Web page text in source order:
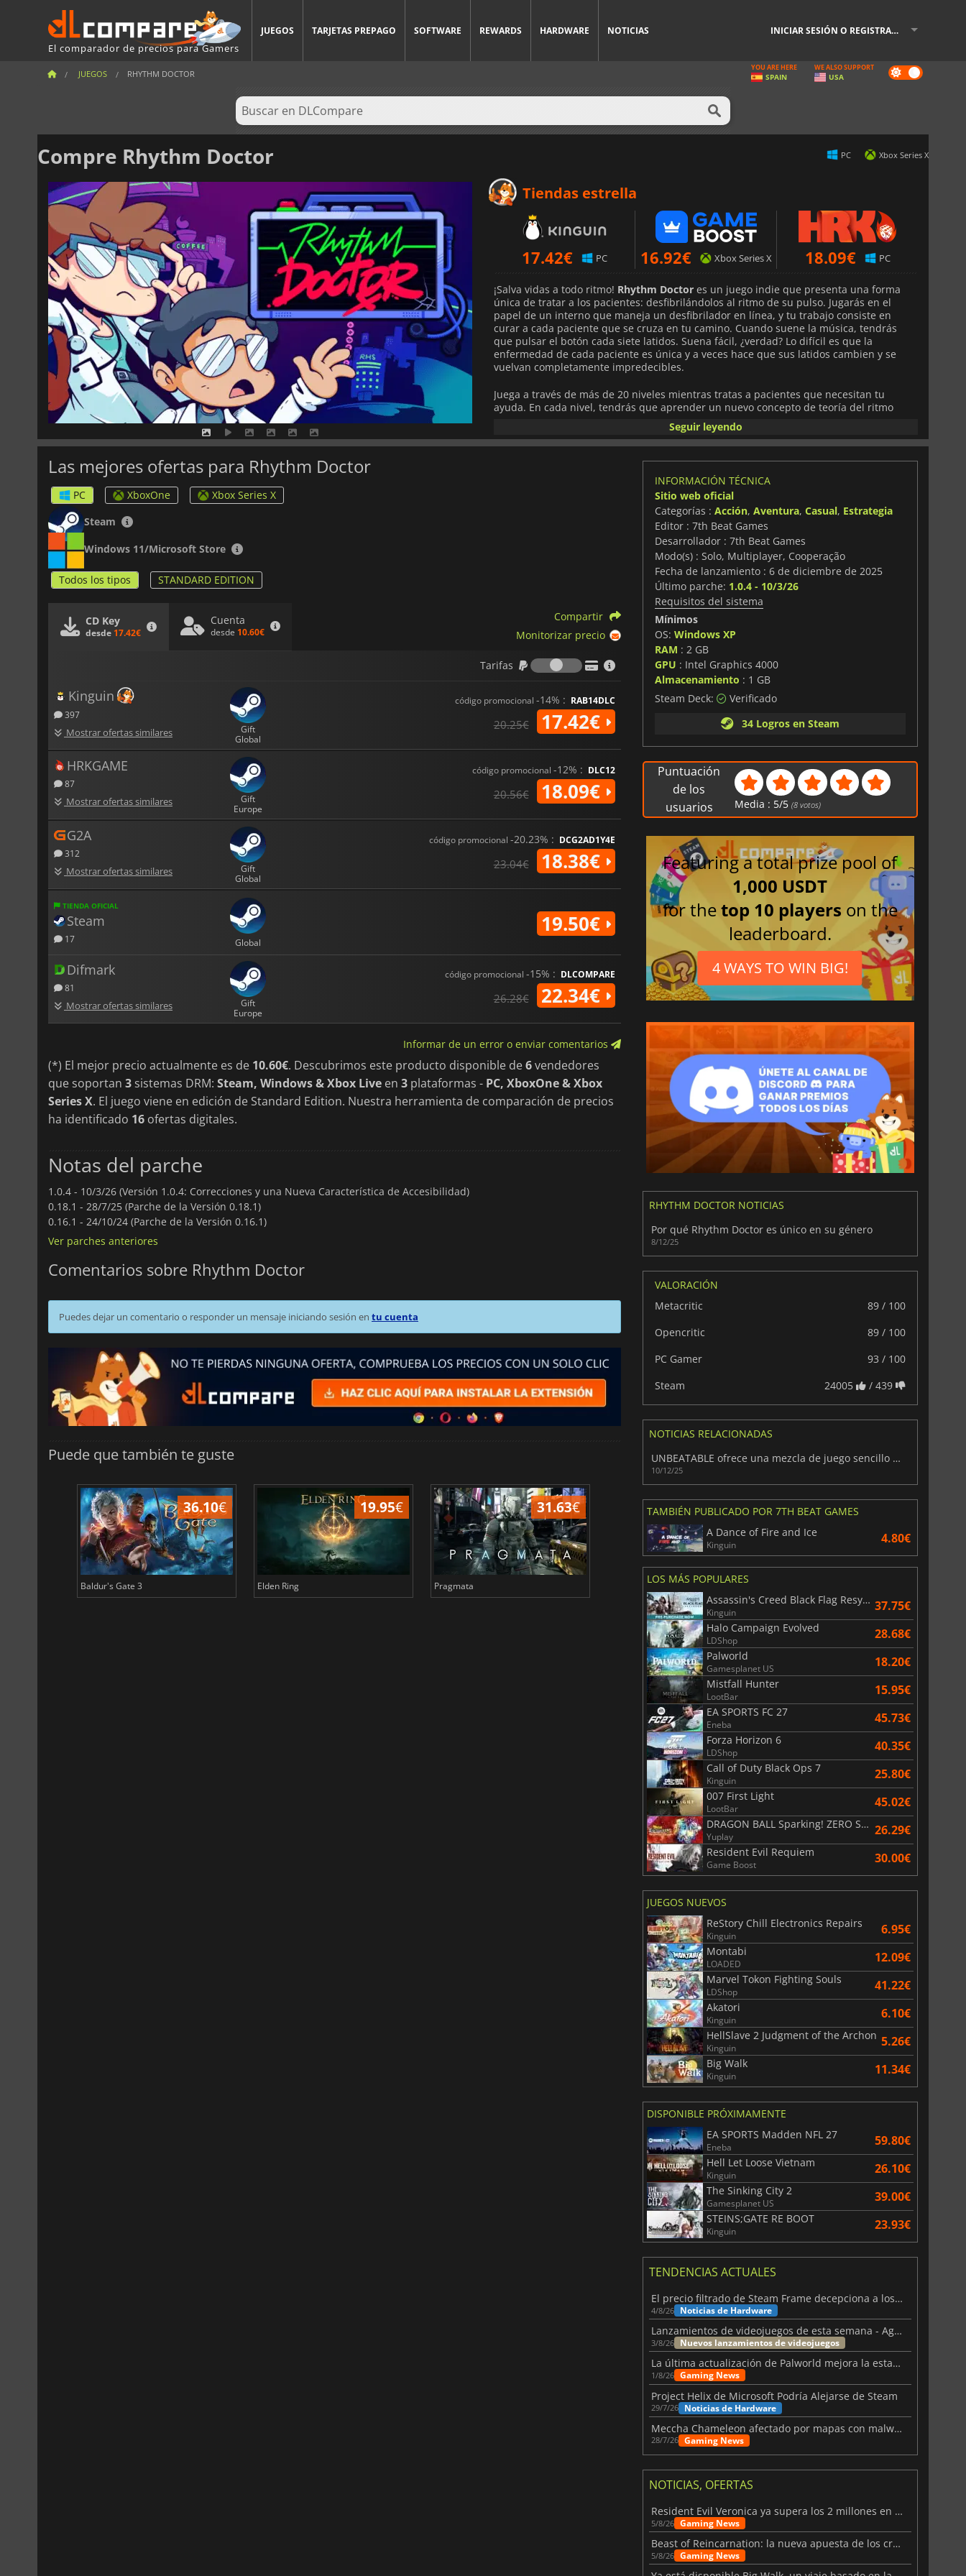
El comparador de precios para Gamers
JUEGOS TARJETAS PREPAGO SOFTWARE REWARDS HARDWARE NOTICIAS INICIAR SESIÓN O REGISTRARSE
JUEGOS RHYTHM DOCTOR Dark
mode
YOU ARE HERE
SPAIN
WE ALSO SUPPORT
USA
Compre Rhythm Doctor PC Xbox Series X
Tiendas estrella
17.42€ PC 16.92€ Xbox Series X 18.09€ PC
¡Salva vidas a todo ritmo! Rhythm Doctor es un juego indie que presenta una forma
única de tratar a los pacientes: desfibrilándolos al ritmo de su pulso. Jugarás en el
papel de un interno que maneja un desfibrilador en línea, y tu trabajo consiste en
curar a cada paciente que se cruza en tu camino. Cuando suene la música, tendrás
que pulsar el botón cada siete latidos. Suena fácil, ¿verdad? Lo difícil es que la
enfermedad de cada paciente es única y a veces hace que sus latidos cambien y se
vuelvan completamente impredecibles.
Juega a través de más de 20 niveles mientras tratas a pacientes que necesitan tu
ayuda. En cada nivel, tendrás que aprender un nuevo concepto de teoría del ritmo
para superarlo. Poliritmos, hemiolas, compases irregulares... ¡todo se vuelve más
desafiante a medida que avanza el tiempo!
Si esto te parece difícil, también puedes jugar con un amigo.Rhythm Doctorpermite
que los jugadores se intercambien a lo largo de toda la campaña. Y por si fuera poco,
también te permite crear tus propios niveles personalizados con la
música que elijas, para compartirlos con el resto de la comunidad.
¿Puede tu sentido del ritmo salvar a tus pacientes? Juega a
Seguir leyendo
Las mejores ofertas para Rhythm Doctor
PC XboxOne
Xbox Series X
Steam
Windows 11/Microsoft Store
Todos los tipos STANDARD EDITION
CD Key
desde 17.42€
Cuenta
desde 10.60€
Compartir
Monitorizar precio
Tarifas
Tarifas
Kinguin
397
Mostrar ofertas similares
Gift
Global
código promocional -14% : RAB14DLC
20.25€ 17.42€
HRKGAME
87
Mostrar ofertas similares
Gift
Europe
código promocional -12% : DLC12
20.56€ 18.09€
G2A
312
Mostrar ofertas similares
Gift
Global
código promocional -20.23% : DCG2AD1Y4E
23.04€ 18.38€
TIENDA OFICIAL
Steam
17 Global
19.50€
Difmark
81
Mostrar ofertas similares
Gift
Europe
código promocional -15% : DLCOMPARE
26.28€ 22.34€
Informar de un error o enviar comentarios
(*) El mejor precio actualmente es de 10.60€. Descubrimos este producto disponible de6vendedores
que soportan 3 sistemas DRM: Steam, Windows & Xbox Live en 3 plataformas - PC, XboxOne & Xbox
Series X. El juego viene en edición de Standard Edition. Nuestra herramienta de comparación de precios
ha identificado 16 ofertas digitales.
Notas del parche
1.0.4 - 10/3/26 (Versión 1.0.4: Correcciones y una Nueva Característica de Accesibilidad)
0.18.1 - 28/7/25 (Parche de la Versión 0.18.1)
0.16.1 - 24/10/24 (Parche de la Versión 0.16.1)
Ver parches anteriores
Comentarios sobre Rhythm Doctor
Puedes dejar un comentario o responder un mensaje iniciando sesión en tu cuenta
Puede que también te guste
36.10€
Baldur's Gate 3
19.95€
Elden Ring
31.63€
Pragmata
6.75€
Total War WARHAMMER 3
INFORMACIÓN TÉCNICA
Sitio web oficial
Categorías : Acción, Aventura, Casual, Estrategia
Editor : 7th Beat Games
Desarrollador : 7th Beat Games
Modo(s) : Solo, Multiplayer, Cooperação
Fecha de lanzamiento : 6 de diciembre de 2025
Último parche: 1.0.4 - 10/3/26
Requisitos del sistema
Mínimos
OS: Windows XP
RAM : 2 GB
GPU : Intel Graphics 4000
Almacenamiento : 1 GB
Steam Deck:
Verificado
34 Logros en Steam
Puntuación
de los
usuarios
Media : 5/5 (8 votos)
Featuring a total prize pool of
1,000 USDT
for thetop 10 players on the
leaderboard.
4 WAYS TO WIN BIG!
RHYTHM DOCTOR NOTICIAS
Por qué Rhythm Doctor es único en su género
8/12/25
VALORACIÓN
Metacritic
89 / 100
Opencritic
89 / 100
PC Gamer
93 / 100
Steam
24005 / 439
NOTICIAS RELACIONADAS
UNBEATABLE ofrece una mezcla de juego sencillo y emociones fuertes
10/12/25
TAMBIÉN PUBLICADO POR 7TH BEAT GAMES
A Dance of Fire and Ice
Kinguin 4.80€
LOS MÁS POPULARES
Assassin's Creed Black Flag Resynced
Kinguin 37.75€
Halo Campaign Evolved
LDShop 28.68€
Palworld
Gamesplanet US 18.20€
Mistfall Hunter
LootBar 15.95€
EA SPORTS FC 27
Eneba 45.73€
Forza Horizon 6
LDShop 40.35€
Call of Duty Black Ops 7
Kinguin 25.80€
007 First Light
LootBar 45.02€
DRAGON BALL Sparking! ZERO Super Limit Breaking NEO
Yuplay 26.29€
Resident Evil Requiem
Game Boost 30.00€
JUEGOS NUEVOS
ReStory Chill Electronics Repairs
Kinguin 6.95€
Montabi
LOADED 12.09€
Marvel Tokon Fighting Souls
LDShop 41.22€
Akatori
Kinguin 6.10€
HellSlave 2 Judgment of the Archon
Kinguin 5.26€
Big Walk
Kinguin 11.34€
DISPONIBLE PRÓXIMAMENTE
EA SPORTS Madden NFL 27
Eneba 59.80€
Hell Let Loose Vietnam
Kinguin 26.10€
The Sinking City 2
Gamesplanet US 39.00€
STEINS;GATE RE BOOT
Kinguin 23.93€
TENDENCIAS ACTUALES
El precio filtrado de Steam Frame decepciona a los usuarios
4/8/26 Noticias de Hardware
Lanzamientos de videojuegos de esta semana - Agosto de 2026 (semana 32)
3/8/26 Nuevos lanzamientos de videojuegos
La última actualización de Palworld mejora la estabilidad
1/8/26 Gaming News
Project Helix de Microsoft Podría Alejarse de Steam
29/7/26 Noticias de Hardware
Meccha Chameleon afectado por mapas con malware y Discord
28/7/26 Gaming News
NOTICIAS, OFERTAS
Resident Evil Veronica ya supera los 2 millones en listas de deseados
5/8/26 Gaming News
Beast of Reincarnation: la nueva apuesta de los creadores de Pokémon
5/8/26 Gaming News